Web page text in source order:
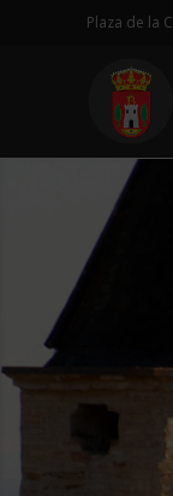
Plaza de la